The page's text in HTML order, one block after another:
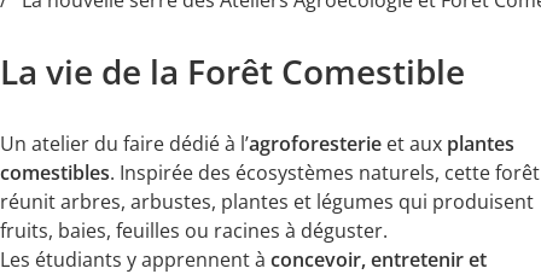
La vie de la Forêt Comestible
Un atelier du faire dédié à l’agroforesterie et aux plantes
comestibles. Inspirée des écosystèmes naturels, cette forêt
réunit arbres, arbustes, plantes et légumes qui produisent
fruits, baies, feuilles ou racines à déguster.
Les étudiants y apprennent à concevoir, entretenir et